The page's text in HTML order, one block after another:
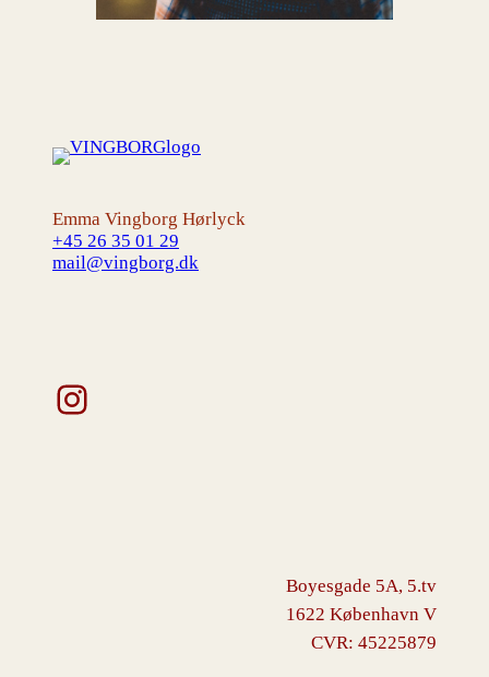
Emma Vingborg Hørlyck
+45 26 35 01 29
mail@vingborg.dk
Instagram
Boyesgade 5A, 5.tv
1622 København V
CVR: 45225879